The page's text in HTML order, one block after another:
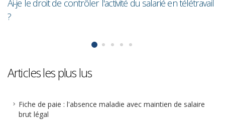
du salarié en télétravail
Articles les plus lus
Fiche de paie : l'absence maladie avec maintien de salaire
brut légal